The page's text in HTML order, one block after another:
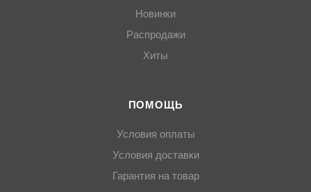
Новинки
Распродажи
Хиты
ПОМОЩЬ
Условия оплаты
Условия доставки
Гарантия на товар